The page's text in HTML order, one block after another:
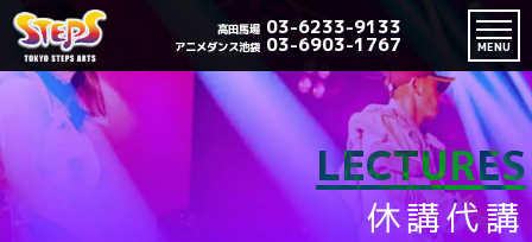
高田馬場 03-6233-9133
アニメダンス池袋 03-6903-1767 MENU
LECTURES
休講代講